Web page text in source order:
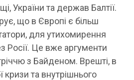
України та держав Балтії.
що в Європі є більш
для утихомирення
Росії. Це вже аргументи
з Байденом. Врешті, в
кризи та внутрішнього